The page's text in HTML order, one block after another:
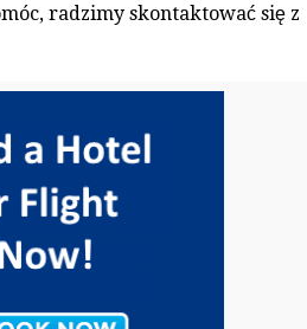
radzimy skontaktować się z